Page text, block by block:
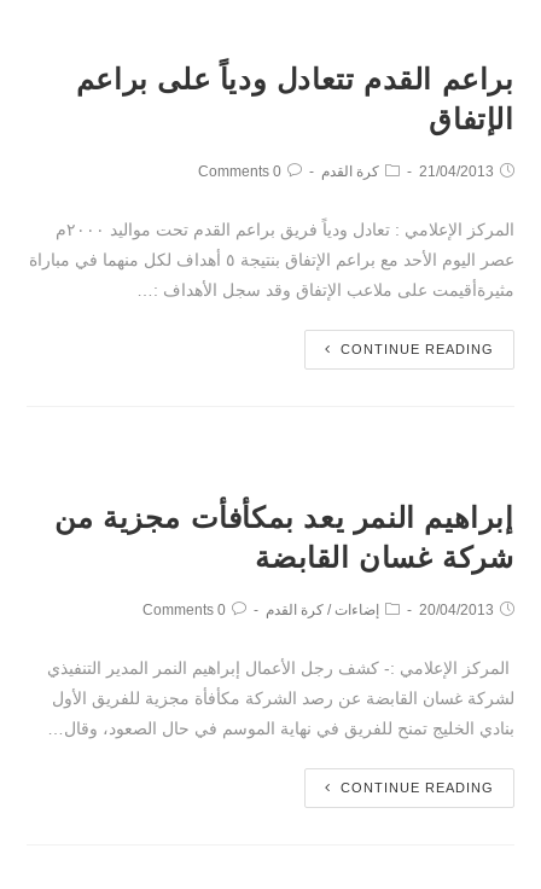
براعم القدم تتعادل ودياً على براعم
الإتفاق
21/04/2013 كرة القدم 0 Comments
المركز الإعلامي : تعادل ودياً فريق براعم القدم تحت مواليد ٢٠٠٠م
عصر اليوم الأحد مع براعم الإتفاق بنتيجة ٥ أهداف لكل منهما في مباراة
مثيرةأقيمت على ملاعب الإتفاق وقد سجل الأهداف :…
CONTINUE READING
إبراهيم النمر يعد بمكأفأت مجزية من
شركة غسان القابضة
20/04/2013 إضاءات / كرة القدم 0 Comments
المركز الإعلامي :- كشف رجل الأعمال إبراهيم النمر المدير التنفيذي
لشركة غسان القابضة عن رصد الشركة مكأفأة مجزية للفريق الأول
بنادي الخليج تمنح للفريق في نهاية الموسم في حال الصعود، وقال…
CONTINUE READING